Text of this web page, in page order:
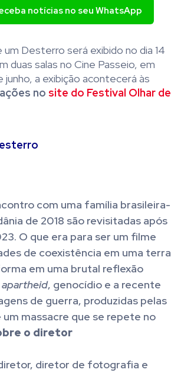
notícias no seu WhatsApp
Desterro será exibido no dia 14
duas salas no Cine Passeio, em
junho, a exibição acontecerá às
no site do Festival Olhar de
com uma família brasileira-
de 2018 são revisitadas após
O que era para ser um filme
de coexistência em uma terra
em uma brutal reflexão
apartheid, genocídio e a recente
de guerra, produzidas pelas
massacre que se repete no
o diretor
diretor de fotografia e